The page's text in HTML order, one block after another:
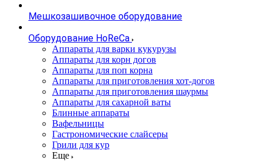
Мешкозашивочное оборудование
Оборудование HoReCa
Аппараты для варки кукурузы
Аппараты для корн догов
Аппараты для поп корна
Аппараты для приготовления хот-догов
Аппараты для приготовления шаурмы
Аппараты для сахарной ваты
Блинные аппараты
Вафельницы
Гастрономические слайсеры
Грили для кур
Еще